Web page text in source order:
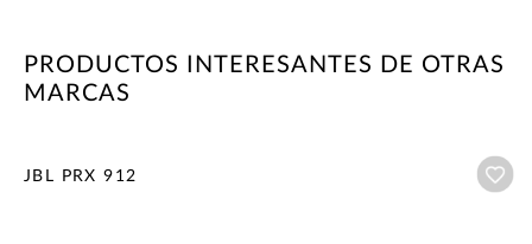
PRODUCTOS INTERESANTES DE OTRAS
MARCAS
JBL PRX 912